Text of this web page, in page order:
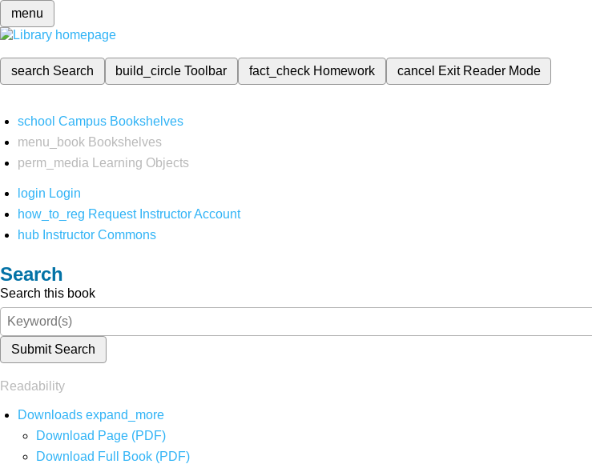
menu
search Search build_circleToolbar fact_check Homework cancel Exit Reader Mode
school Campus Bookshelves
menu_book Bookshelves
perm_media
Learning Objects
login Login
how_to_reg Request Instructor Account
hub Instructor Commons
Search
Search this book
Submit Search
Readability
Downloads expand_more
Download Page (PDF)
Download Full Book (PDF)